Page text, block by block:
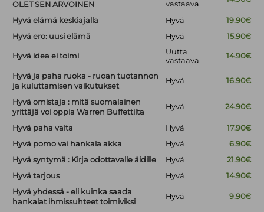
OLET SEN ARVOINEN
vastaava
Hyvä elämä keskiajalla Hyvä
19.90€
Hyvä ero: uusi elämä
Hyvä 15.90€
Hyvä idea ei toimi
Uutta
vastaava
14.90€
Hyvä ja paha ruoka - ruoan tuotannon
ja kuluttamisen vaikutukset
Hyvä 16.90€
Hyvä omistaja : mitä suomalainen
yrittäjä voi oppia Warren Buffettilta
Hyvä 24.90€
Hyvä paha valta Hyvä
17.90€
Hyvä pomo vai hankala akka
Hyvä
6.90€
Hyvä syntymä : Kirja odottavalle äidille
Hyvä
21.90€
Hyvä tarjous
Hyvä
14.90€
Hyvä yhdessä - eli kuinka saada
hankalat ihmissuhteet toimiviksi
Hyvä 9.90€